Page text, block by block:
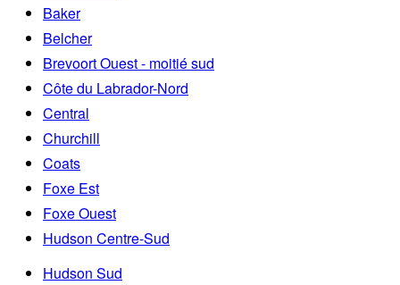
Baker
Belcher
Brevoort Ouest - moitié sud
Côte du Labrador-Nord
Central
Churchill
Coats
Foxe Est
Foxe Ouest
Hudson Centre-Sud
Hudson Sud